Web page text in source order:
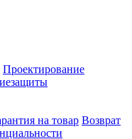
Проектирование
на товар Возврат